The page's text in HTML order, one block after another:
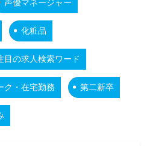
声優マネージャー
化粧品
目の求人検索ワード
ク・在宅勤務 第二新卒